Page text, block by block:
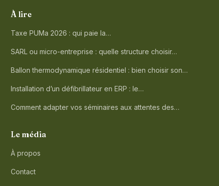
À lire
Taxe PUMa 2026 : qui paie la…
SARL ou micro-entreprise : quelle structure choisir…
Ballon thermodynamique résidentiel : bien choisir son…
Installation d’un défibrillateur en ERP : le…
Comment adapter vos séminaires aux attentes des…
Le média
À propos
Contact